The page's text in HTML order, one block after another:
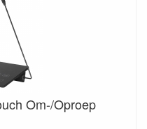
Om-/Oproep